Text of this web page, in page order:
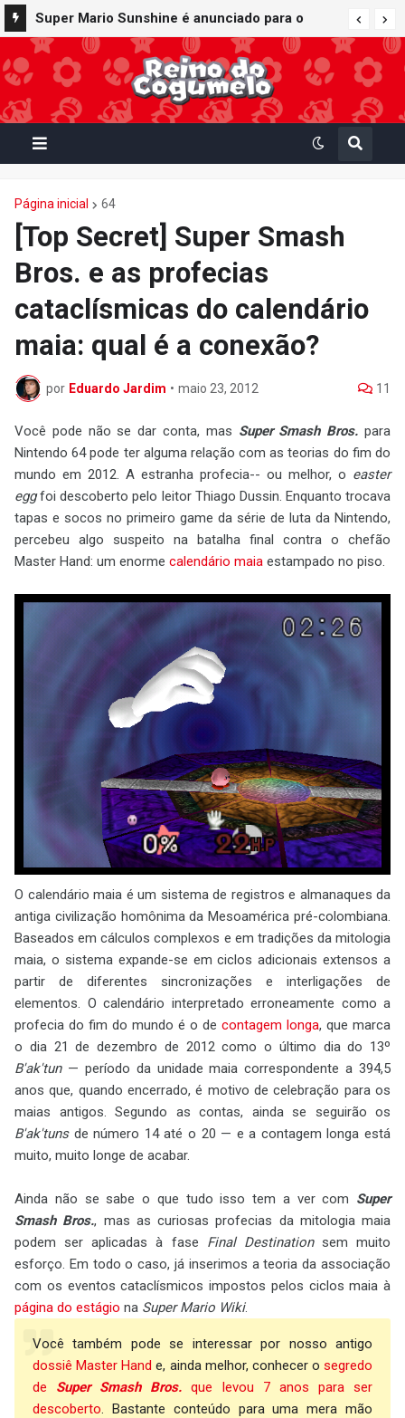
Super Mario Sunshine é anunciado para o
Nintendo GameCube - Nintendo Classics do
Nintendo Switch Online
Página inicial 64
[Top Secret] Super Smash
Bros. e as profecias
cataclísmicas do calendário
maia: qual é a conexão?
por Eduardo Jardim • maio 23, 2012 11
Você pode não se dar conta, mas Super Smash Bros. para
Nintendo 64 pode ter alguma relação com as teorias do fim do
mundo em 2012. A estranha profecia-- ou melhor, o easter
eggfoi descoberto pelo leitor Thiago Dussin. Enquanto trocava
tapas e socos no primeiro game da série de luta da Nintendo,
percebeu algo suspeito na batalha final contra o chefão
Master Hand: um enorme calendário maia estampado no piso.
O calendário maia é um sistema de registros e almanaques da
antiga civilização homônima da Mesoamérica pré-colombiana.
Baseados em cálculos complexos e em tradições da mitologia
maia, o sistema expande-se em ciclos adicionais extensos a
partir de diferentes sincronizações e interligações de
elementos. O calendário interpretado erroneamente como a
profecia do fim do mundo é o de contagem longa, que marca
o dia 21 de dezembro de 2012 como o último dia do 13º
B'ak'tun— período da unidade maia correspondente a 394,5
anos que, quando encerrado, é motivo de celebração para os
maias antigos. Segundo as contas, ainda se seguirão os
B'ak'tunsde número 14 até o 20 — e a contagem longa está
muito, muito longe de acabar.
Ainda não se sabe o que tudo isso tem a ver com Super
Smash Bros., mas as curiosas profecias da mitologia maia
podem ser aplicadas à fase Final Destinationsem muito
esforço. Em todo o caso, já inserimos a teoria da associação
com os eventos cataclísmicos impostos pelos ciclos maia à
página do estágio na Super Mario Wiki.
Você também pode se interessar por nosso antigo
dossiê Master Hand e, ainda melhor, conhecer o segredo
de Super Smash Bros. que levou 7 anos para ser
descoberto. Bastante conteúdo para uma mera mão